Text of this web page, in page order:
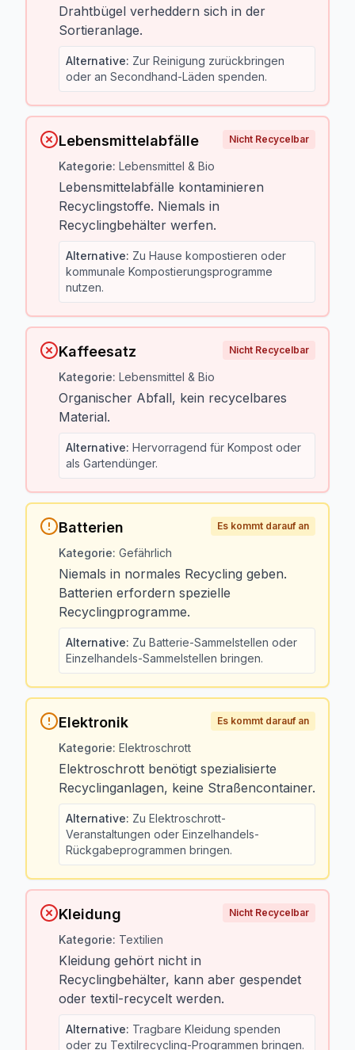
Drahtbügel verheddern sich in der
Sortieranlage.
Alternative: Zur Reinigung zurückbringen
oder an Secondhand-Läden spenden.
Lebensmittelabfälle Nicht Recycelbar
Kategorie: Lebensmittel & Bio
Lebensmittelabfälle kontaminieren
Recyclingstoffe. Niemals in
Recyclingbehälter werfen.
Alternative: Zu Hause kompostieren oder
kommunale Kompostierungsprogramme
nutzen.
Kaffeesatz Nicht Recycelbar
Kategorie: Lebensmittel & Bio
Organischer Abfall, kein recycelbares
Material.
Alternative: Hervorragend für Kompost oder
als Gartendünger.
Batterien Es kommt darauf an
Kategorie: Gefährlich
Niemals in normales Recycling geben.
Batterien erfordern spezielle
Recyclingprogramme.
Alternative: Zu Batterie-Sammelstellen oder
Einzelhandels-Sammelstellen bringen.
Elektronik Es kommt darauf an
Kategorie: Elektroschrott
Elektroschrott benötigt spezialisierte
Recyclinganlagen, keine Straßencontainer.
Alternative: Zu Elektroschrott-
Veranstaltungen oder Einzelhandels-
Rückgabeprogrammen bringen.
Kleidung Nicht Recycelbar
Kategorie: Textilien
Kleidung gehört nicht in
Recyclingbehälter, kann aber gespendet
oder textil-recycelt werden.
Alternative: Tragbare Kleidung spenden
oder zu Textilrecycling-Programmen bringen.